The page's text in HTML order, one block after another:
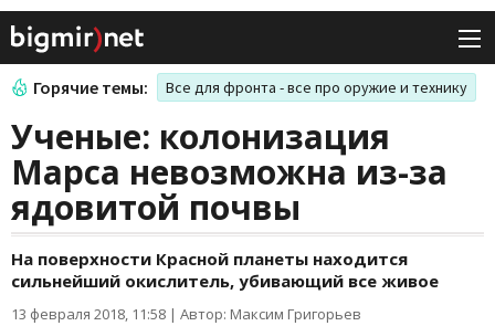
Горячие темы: Все для фронта - все про оружие и технику
Ученые: колонизация
Марса невозможна из-за
ядовитой почвы
На поверхности Красной планеты находится
сильнейший окислитель, убивающий все живое
13 февраля 2018, 11:58 | Автор: Максим Григорьев